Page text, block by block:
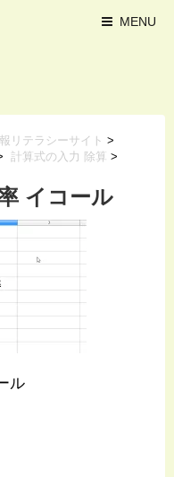
MENU
リテラシーサイト >
計算式の入力 除算 >
イコール
ル